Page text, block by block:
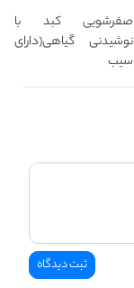
صفرشویی کبد با
نوشیدنی گیاهی(دارای
سیب
سلامت+55تخفیف)